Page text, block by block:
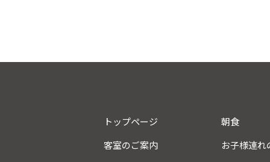
トップページ
客室のご案内
朝食
お子様連れ